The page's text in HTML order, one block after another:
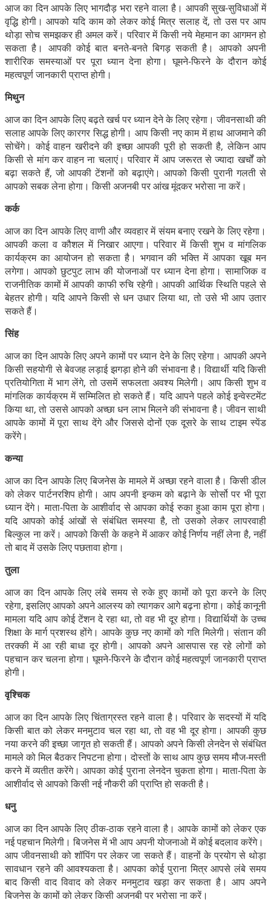
आज का दिन आपके लिए भागदौड़ भरा रहने वाला है। आपकी सुख-सुविधाओं में
वृद्धि होगी। आपको यदि काम को लेकर कोई मित्र सलाह दें, तो उस पर आप
थोड़ा सोच समझकर ही अमल करें। परिवार में किसी नये मेहमान का आगमन हो
सकता है। आपकी कोई बात बनते-बनते बिगड़ सकती है। आपको अपनी
शारीरिक समस्याओं पर पूरा ध्यान देना होगा। घूमने-फिरने के दौरान कोई
महत्वपूर्ण जानकारी प्राप्त होगी।
मिथुन
आज का दिन आपके लिए बढ़ते खर्च पर ध्यान देने के लिए रहेगा। जीवनसाथी की
सलाह आपके लिए कारगर सिद्ध होगी। आप किसी नए काम में हाथ आजमाने की
सोचेंगे। कोई वाहन खरीदने की इच्छा आपकी पूरी हो सकती है, लेकिन आप
किसी से मांग कर वाहन ना चलाएं। परिवार में आप जरूरत से ज्यादा खर्चों को
बढ़ा सकते हैं, जो आपकी टेंशनों को बढ़ाएंगे। आपको किसी पुरानी गलती से
आपको सबक लेना होगा। किसी अजनबी पर आंख मूंदकर भरोसा ना करें।
कर्क
आज का दिन आपके लिए वाणी और व्यवहार में संयम बनाए रखने के लिए रहेगा।
आपकी कला व कौशल में निखार आएगा। परिवार में किसी शुभ व मांगलिक
कार्यक्रम का आयोजन हो सकता है। भगवान की भक्ति में आपका खूब मन
लगेगा। आपको छुटपुट लाभ की योजनाओं पर ध्यान देना होगा। सामाजिक व
राजनीतिक कामों में आपकी काफी रुचि रहेगी। आपकी आर्थिक स्थिति पहले से
बेहतर होगी। यदि आपने किसी से धन उधार लिया था, तो उसे भी आप उतार
सकते हैं।
सिंह
आज का दिन आपके लिए अपने कामों पर ध्यान देने के लिए रहेगा। आपकी अपने
किसी सहयोगी से बेवजह लड़ाई झगड़ा होने की संभावना है। विद्यार्थी यदि किसी
प्रतियोगिता में भाग लेंगे, तो उसमें सफलता अवश्य मिलेगी। आप किसी शुभ व
मांगलिक कार्यक्रम में सम्मिलित हो सकते हैं। यदि आपने पहले कोई इन्वेस्टमेंट
किया था, तो उससे आपको अच्छा धन लाभ मिलने की संभावना है। जीवन साथी
आपके कामों में पूरा साथ देंगे और जिससे दोनों एक दूसरे के साथ टाइम स्पेंड
करेंगे।
कन्या
आज का दिन आपके लिए बिजनेस के मामले में अच्छा रहने वाला है। किसी डील
को लेकर पार्टनरशिप होगी। आप अपनी इन्कम को बढ़ाने के सोर्सो पर भी पूरा
ध्यान देंगे। माता-पिता के आशीर्वाद से आपका कोई रुका हुआ काम पूरा होगा।
यदि आपको कोई आंखों से संबंधित समस्या है, तो उसको लेकर लापरवाही
बिल्कुल ना करें। आपको किसी के कहने में आकर कोई निर्णय नहीं लेना है, नहीं
तो बाद में उसके लिए पछतावा होगा।
तुला
आज का दिन आपके लिए लंबे समय से रुके हुए कामों को पूरा करने के लिए
रहेगा, इसलिए आपको अपने आलस्य को त्यागकर आगे बढ़ना होगा। कोई कानूनी
मामला यदि आप कोई टेंशन दे रहा था, तो वह भी दूर होगा। विद्यार्थियों के उच्च
शिक्षा के मार्ग प्रशस्थ होंगे। आपके कुछ नए कामों को गति मिलेगी। संतान की
तरक्की में आ रही बाधा दूर होगी। आपको अपने आसपास रह रहे लोगों को
पहचान कर चलना होगा। घूमने-फिरने के दौरान कोई महत्वपूर्ण जानकारी प्राप्त
होगी।
वृश्चिक
आज का दिन आपके लिए चिंताग्रस्त रहने वाला है। परिवार के सदस्यों में यदि
किसी बात को लेकर मनमुटाव चल रहा था, तो वह भी दूर होगा। आपकी कुछ
नया करने की इच्छा जागृत हो सकती हैं। आपको अपने किसी लेनदेन से संबंधित
मामले को मिल बैठकर निपटना होगा। दोस्तों के साथ आप कुछ समय मौज-मस्ती
करने में व्यतीत करेंगे। आपका कोई पुराना लेनदेन चुकता होगा। माता-पिता के
आशीर्वाद से आपको किसी नई नौकरी की प्राप्ति हो सकती है।
धनु
आज का दिन आपके लिए ठीक-ठाक रहने वाला है। आपके कामों को लेकर एक
नई पहचान मिलेगी। बिजनेस में भी आप अपनी योजनाओ में कोई बदलाव करेंगे।
आप जीवनसाथी को शॉपिंग पर लेकर जा सकते हैं। वाहनों के प्रयोग से थोड़ा
सावधान रहने की आवश्यकता है। आपका कोई पुराना मित्र आपसे लंबे समय
बाद किसी वाद विवाद को लेकर मनमुटाव खड़ा कर सकता है। आप अपने
बिजनेस के कामों को लेकर किसी अजनबी पर भरोसा ना करें।